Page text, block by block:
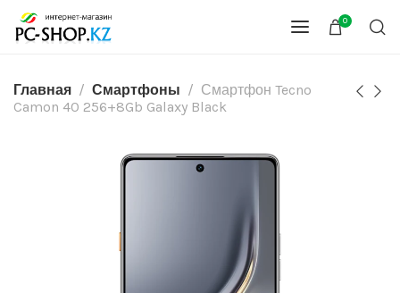
0
Главная Смартфоны
Смартфон Tecno
Camon 40 256+8Gb Galaxy Black